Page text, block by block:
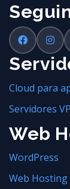
Cloud para
Servidores
Web
WordPress
Web Hosting